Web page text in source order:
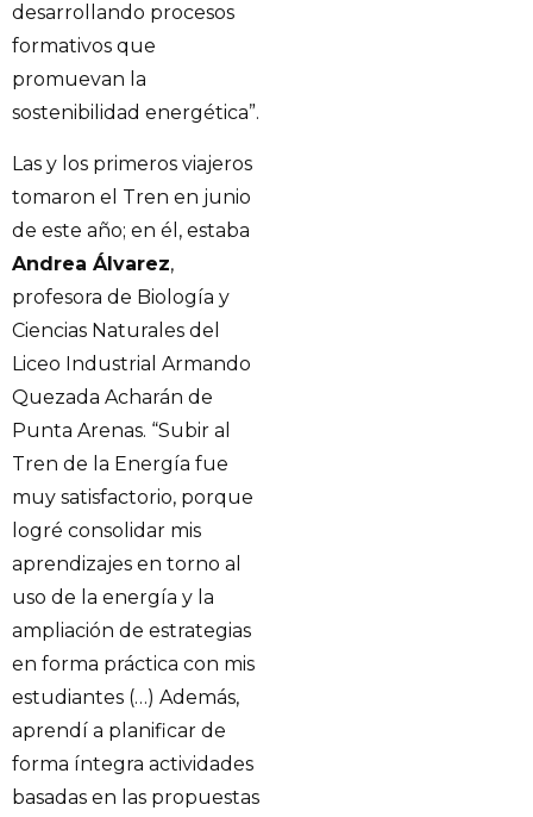
desarrollando procesos
formativos que
promuevan la
sostenibilidad energética”.
Las y los primeros viajeros
tomaron el Tren en junio
de este año; en él, estaba
Andrea Álvarez,
profesora de Biología y
Ciencias Naturales del
Liceo Industrial Armando
Quezada Acharán de
Punta Arenas. “Subir al
Tren de la Energía fue
muy satisfactorio, porque
logré consolidar mis
aprendizajes en torno al
uso de la energía y la
ampliación de estrategias
en forma práctica con mis
estudiantes (…) Además,
aprendí a planificar de
forma íntegra actividades
basadas en las propuestas